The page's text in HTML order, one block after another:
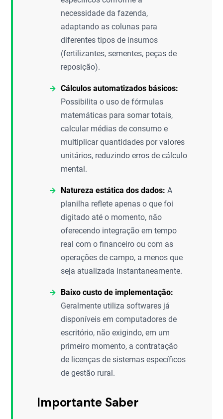
necessidade da fazenda,
adaptando as colunas para
diferentes tipos de insumos
(fertilizantes, sementes, peças de
reposição).
Cálculos automatizados básicos:
Possibilita o uso de fórmulas
matemáticas para somar totais,
calcular médias de consumo e
multiplicar quantidades por valores
unitários, reduzindo erros de cálculo
mental.
Natureza estática dos dados: A
planilha reflete apenas o que foi
digitado até o momento, não
oferecendo integração em tempo
real com o financeiro ou com as
operações de campo, a menos que
seja atualizada instantaneamente.
Baixo custo de implementação:
Geralmente utiliza softwares já
disponíveis em computadores de
escritório, não exigindo, em um
primeiro momento, a contratação
de licenças de sistemas específicos
de gestão rural.
Importante Saber